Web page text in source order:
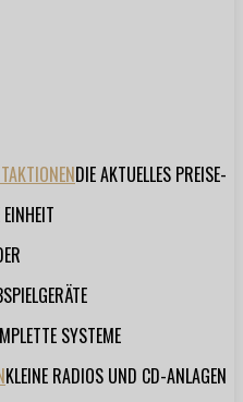
DIE AKTUELLES PREISE-
SYSTEME
KLEINE RADIOS UND CD-ANLAGEN